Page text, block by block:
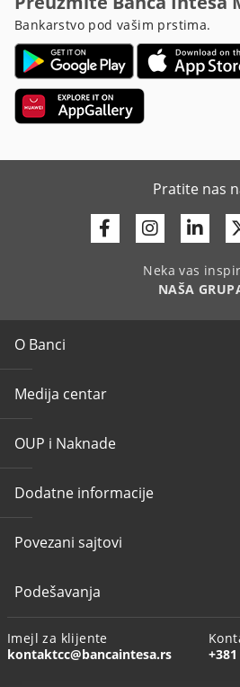
Bankarstvo pod vašim prstima.
Pratite nas
Facebook
Neka vas
NAŠA
O Banci
Medija centar
OUP i Naknade
Dodatne informacije
Povezani sajtovi
Podešavanja
Imejl za klijente
kontaktcc@bancaintesa.rs